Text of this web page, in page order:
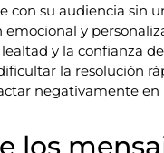
con su audiencia sin
y
y la confianza
la resolución
negativamente en
los